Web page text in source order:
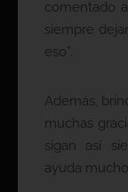
comentado
siempre
eso”.
Además,
muchas
sigan así
ayuda